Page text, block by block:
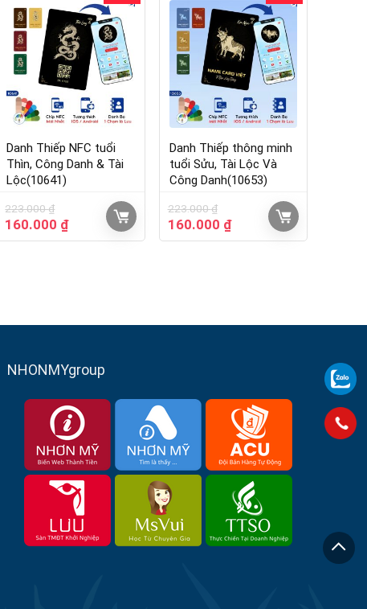
Danh Thiếp NFC tuổi
Thìn, Công Danh & Tài
Lộc(10641)
223.000₫
160.000 ₫
Danh Thiếp thông minh
tuổi Sửu, Tài Lộc Và
Công Danh(10653)
223.000₫
160.000 ₫
NHONMYgroup